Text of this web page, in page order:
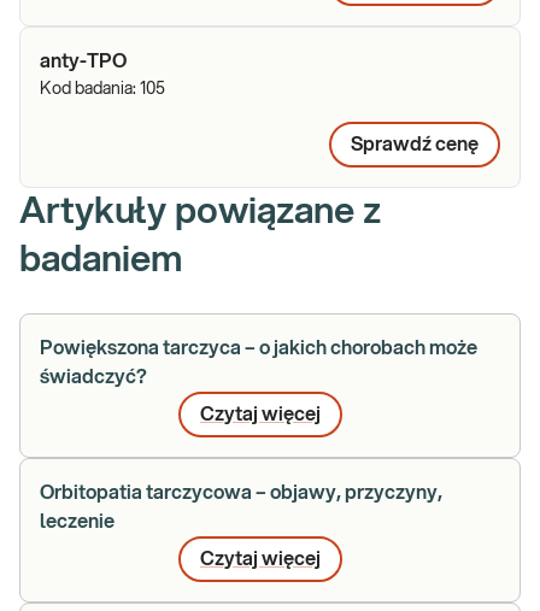
anty-TPO
Kod badania: 105
Sprawdź cenę
Artykuły powiązane z
badaniem
Powiększona tarczyca – o jakich chorobach może
świadczyć?
Czytaj więcej
Orbitopatia tarczycowa – objawy, przyczyny,
leczenie
Czytaj więcej